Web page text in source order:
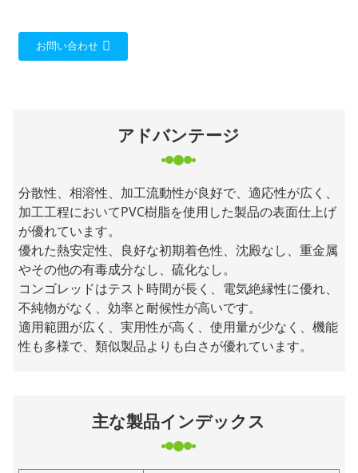
お問い合わせ
アドバンテージ
分散性、相溶性、加工流動性が良好で、適応性が広く、
加工工程においてPVC樹脂を使用した製品の表面仕上げ
が優れています。
優れた熱安定性、良好な初期着色性、沈殿なし、重金属
やその他の有毒成分なし、硫化なし。
コンゴレッドはテスト時間が長く、電気絶縁性に優れ、
不純物がなく、効率と耐候性が高いです。
適用範囲が広く、実用性が高く、使用量が少なく、機能
性も多様で、類似製品よりも白さが優れています。
主な製品インデックス